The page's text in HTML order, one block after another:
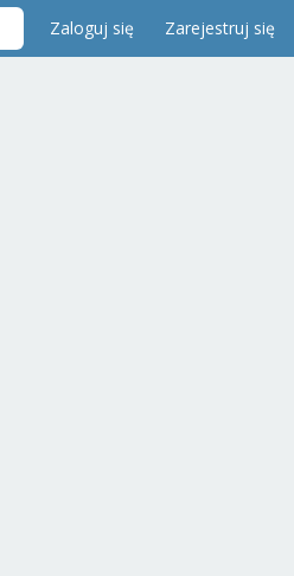
Zaloguj się Zarejestruj się